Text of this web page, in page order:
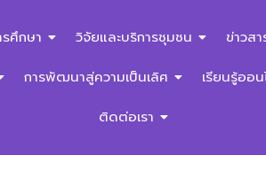
รศึกษา วิจัยและบริการชุมชน ข่าวส
การพัฒนาสู่ความเป็นเลิศ เรียนรู้ออ
ติดต่อเรา